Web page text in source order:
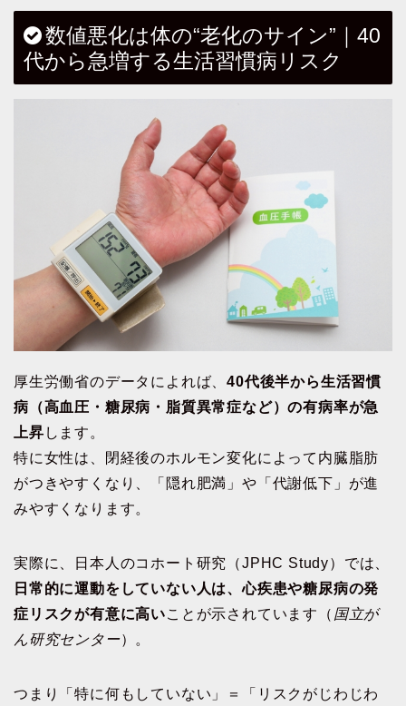
数値悪化は体の“老化のサイン”｜40
代から急増する生活習慣病リスク
厚生労働省のデータによれば、40代後半から生活習慣
病（高血圧・糖尿病・脂質異常症など）の有病率が急
上昇 します。
特に女性は、閉経後のホルモン変化によって内臓脂肪
がつきやすくなり、「隠れ肥満」や「代謝低下」が進
みやすくなります。
実際に、日本人のコホート研究（JPHC Study）では、
日常的に運動をしていない人は、心疾患や糖尿病の発
症リスクが有意に高いことが示されています（ 国立が
ん研究センター）。
つまり「特に何もしていない」＝「リスクがじわじわ